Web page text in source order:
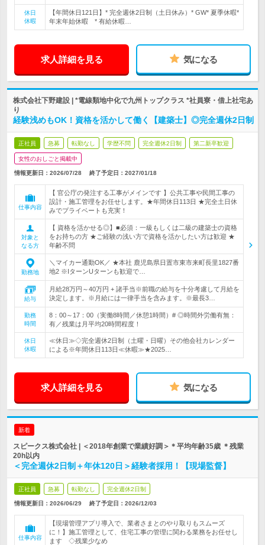
休日
休暇
【年間休日121日】* 完全週休2日制（土日休み）* GW* 夏季休暇*
年末年始休暇 * 有給休暇…
求人詳細を見る 気になる
株式会社下野建設 | *電線類地中化で九州トップクラス *社員寮・借上社宅あ
り
経験浅めもOK！資格を活かして働く【建築士】◎完全週休2日制
正社員 急募 転勤なし 学歴不問 完全週休2日制 第二新卒歓迎
女性のおしごと掲載中
情報更新日：2026/07/28 終了予定日： 2027/01/18
仕事内容
【 官公庁の発注する工事がメインです 】公共工事や民間工事の
設計・施工管理をお任せします。★年間休日113日 ★完全土日休
みでプライベートも充実！
対象と
なる方
【 資格を活かせる◎】■必須：一級もしくは二級の建築士の資格
をお持ちの方 ★ご経験の浅い方で資格を活かしたい方は歓迎 ★
年齢不問
勤務地
＼マイカー通勤OK／ ★本社 鹿児島県日置市東市来町長里1827番
地2 ※IターンUターンも歓迎で…
給与
月給28万円～40万円 + 諸手当※前職の給与を十分考慮して月給を
決定します。※月給には一律手当を含みます。※最長3…
勤務
時間
8：00～17：00（実働8時間／休憩1時間）# ◎時間外労働有無：
有／残業は月平均20時間程度！
休日
休暇
≪休日≫◇完全週休2日制（土曜・日曜）その他会社カレンダー
による※年間休日113日≪休暇≫★2025…
求人詳細を見る 気になる
新着
スピークス株式会社 | ＜2018年創業で業績好調＞＊平均年齢35歳 ＊残業
20h以内
＜完全週休2日制＋年休120日＞経験者採用！【現場監督】
正社員 急募 転勤なし 完全週休2日制
情報更新日：2026/06/29 終了予定日： 2026/12/03
仕事内容
【現場管理アプリ導入で、業者さまとのやり取りもスムーズ
に！】施工管理として、住宅工事の管理に関わる業務をお任せし
ます ◇残業少なめ